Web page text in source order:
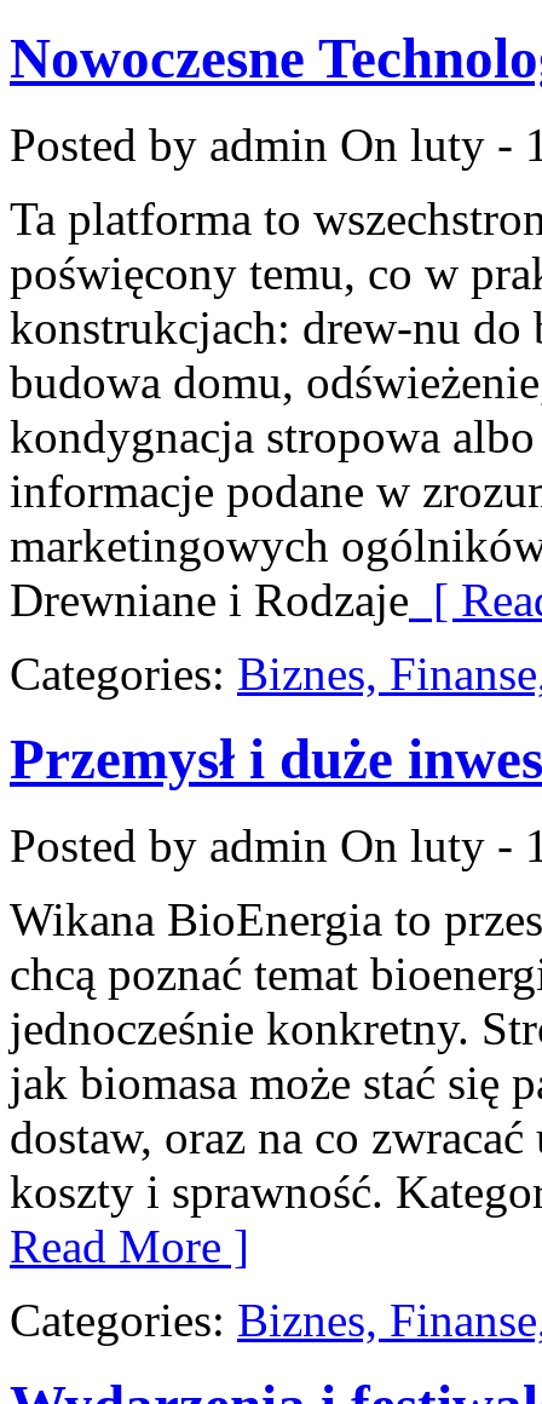
Nowoczesne
Posted by admin On luty -
Ta platforma to
poświęcony temu, co w
konstrukcjach: drew-nu do
budowa domu,
kondygnacja stropowa
informacje podane w
marketingowych
Drewniane i Rodzaje [
Categories: Biznes,
Przemysł i duże
Posted by admin On luty -
Wikana BioEnergia to
chcą poznać temat
jednocześnie konkretny.
jak biomasa może stać się
dostaw, oraz na co
koszty i sprawność.
Read More ]
Categories: Biznes,